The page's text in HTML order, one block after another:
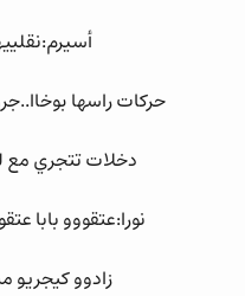
حركات راسها
دخلات تتجري
نورا:عتقووو بابا
زادوو كيجريو